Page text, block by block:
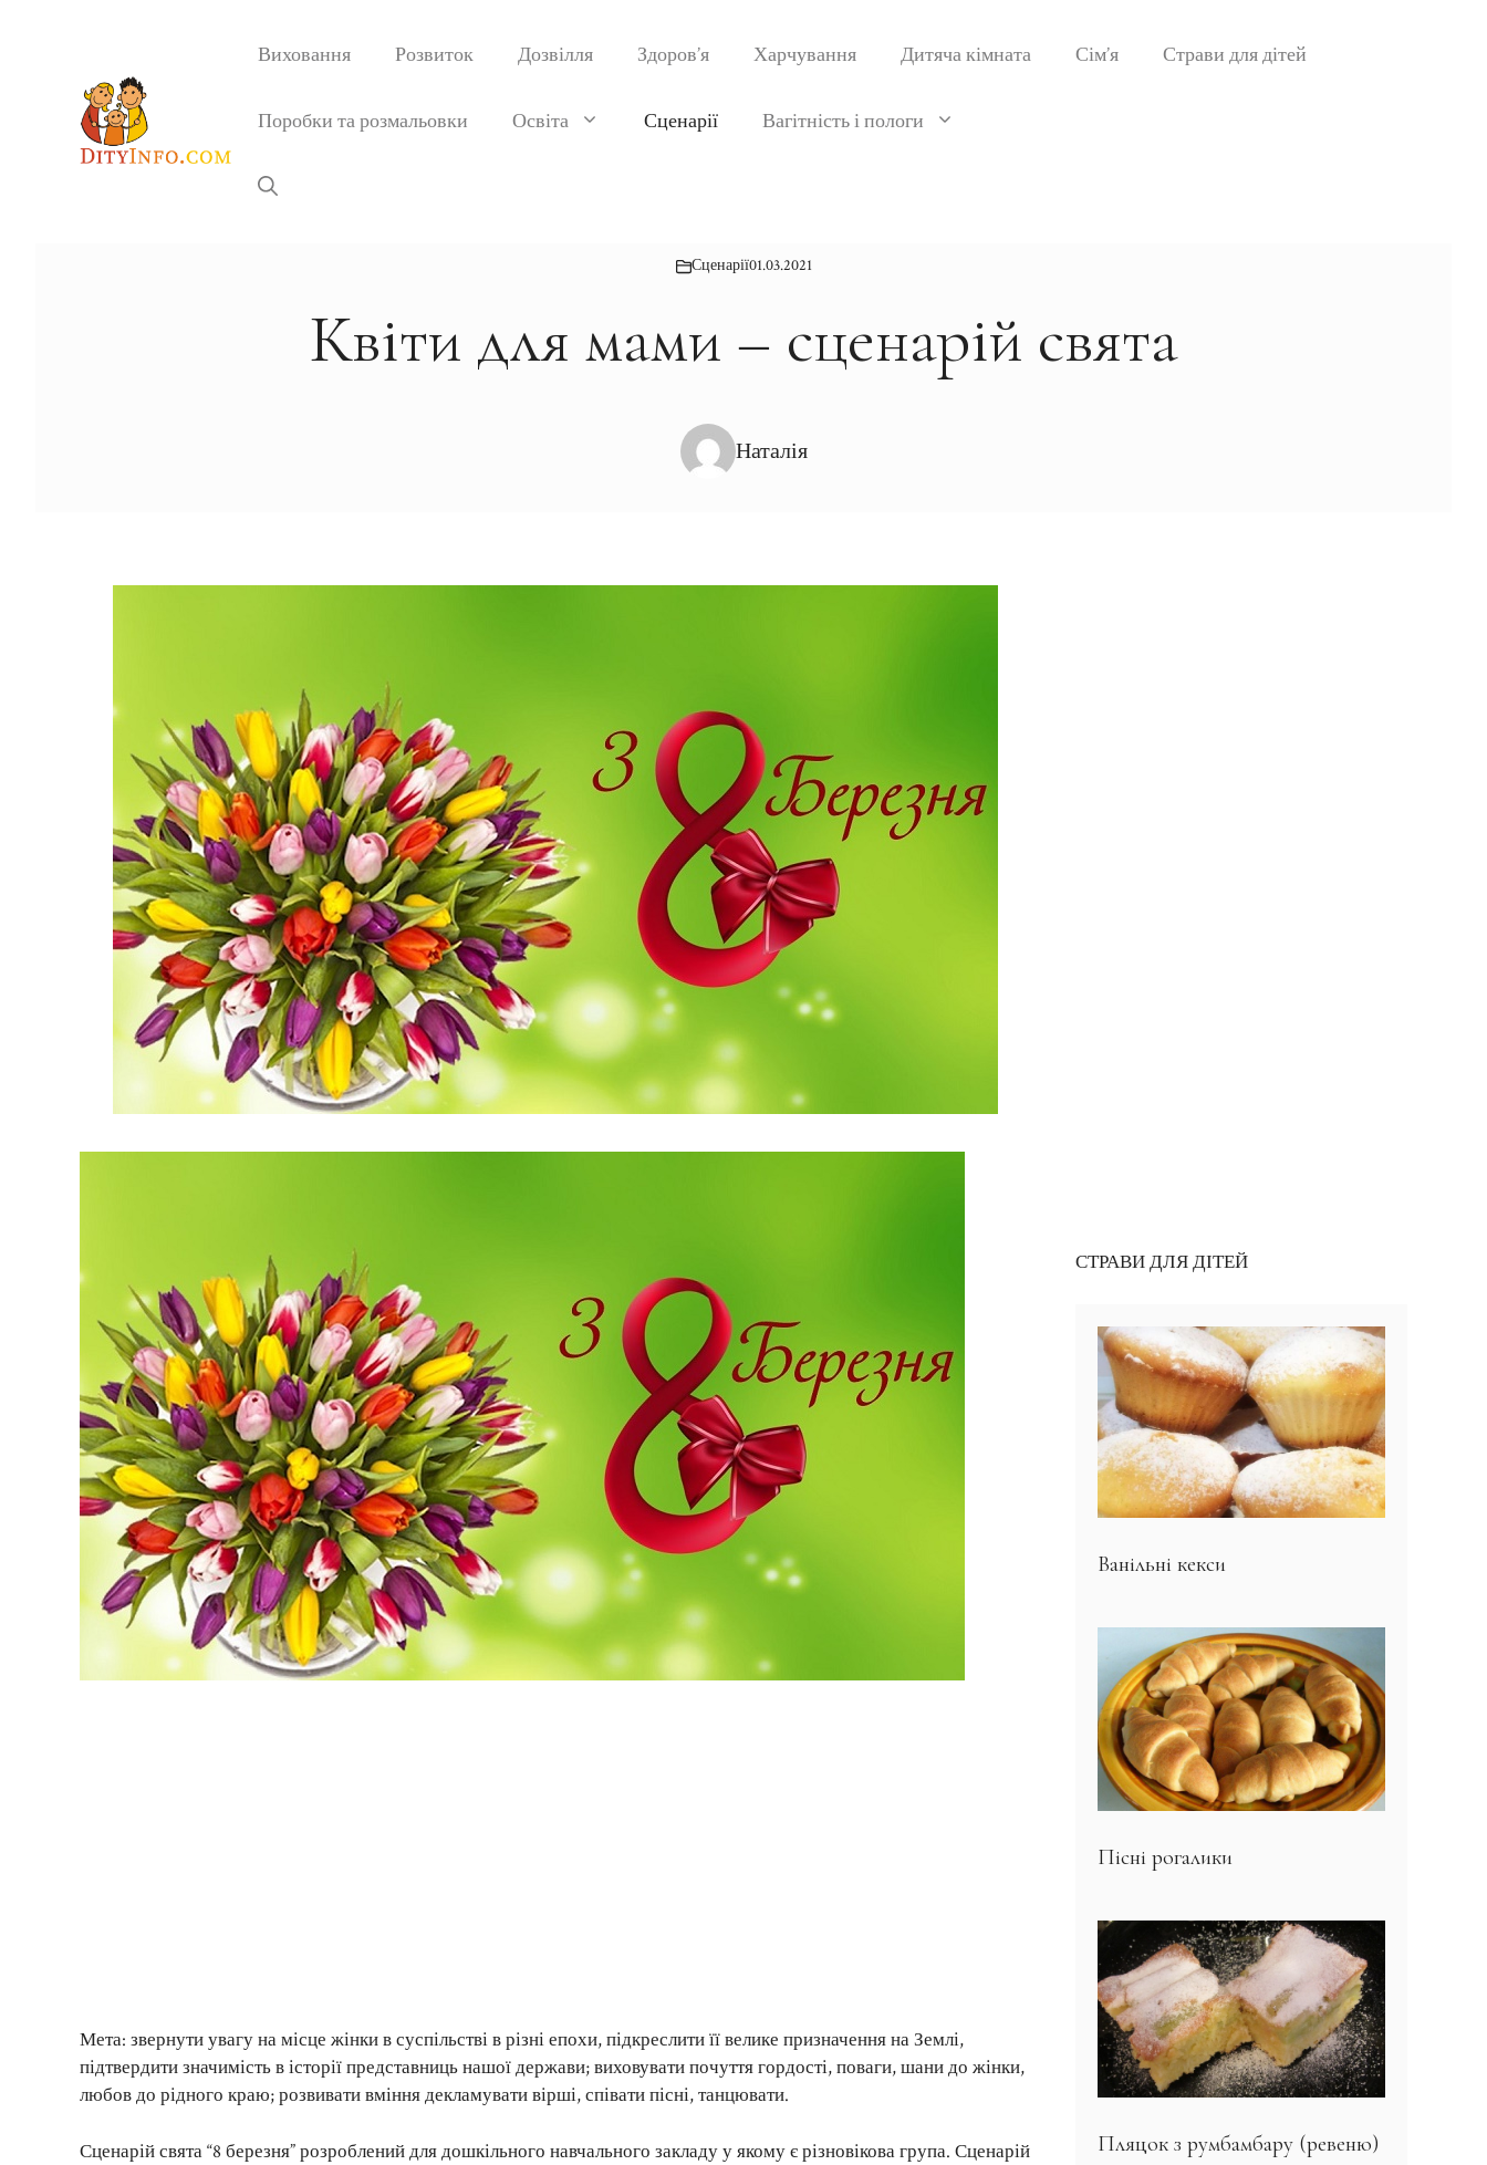
Виховання Розвиток Дозвілля Здоров’я Харчування Дитяча кімната Сім’я Страви для дітей
Поробки та розмальовки Освіта Сценарії Вагітність і пологи
Сценарії01.03.2021
Квіти для мами – сценарій свята
Наталія
Мета: звернути увагу на місце жінки в суспільстві в різні епохи, підкреслити її велике призначення на Землі,
підтвердити значимість в історії представниць нашої держави; виховувати почуття гордості, поваги, шани до жінки,
любов до рідного краю; розвивати вміння декламувати вірші, співати пісні, танцювати.
Сценарій свята “8 березня” розроблений для дошкільного навчального закладу у якому є різновікова група. Сценарій
СТРАВИ ДЛЯ ДІТЕЙ
Ванільні кекси
Пісні рогалики
Пляцок з румбамбару (ревеню)